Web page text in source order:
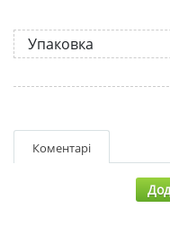
Упаковка
Коментарі